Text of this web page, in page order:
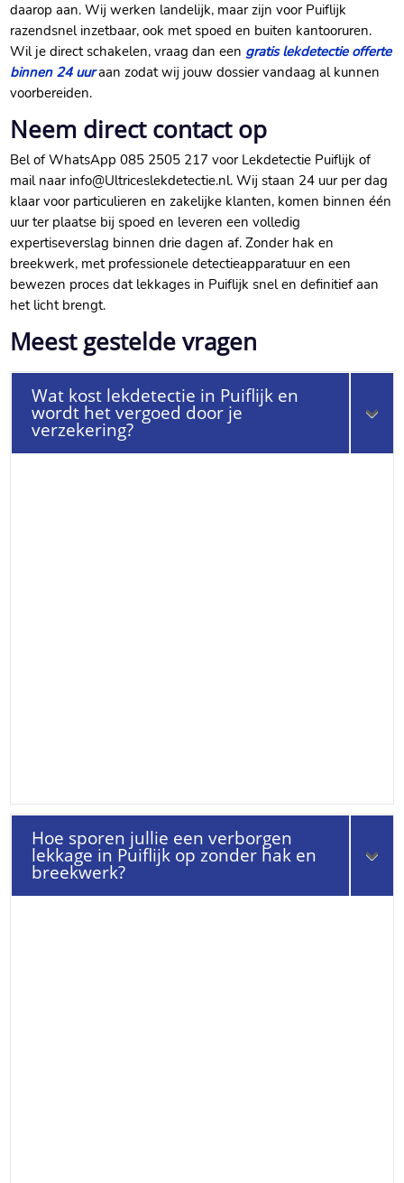
daarop aan. Wij werken landelijk, maar zijn voor Puiflijk
razendsnel inzetbaar, ook met spoed en buiten kantooruren.
Wil je direct schakelen, vraag dan een gratis lekdetectie offerte
binnen 24 uuraan zodat wij jouw dossier vandaag al kunnen
voorbereiden.
Neem direct contact op
Bel of WhatsApp 085 2505 217 voor Lekdetectie Puiflijk of
mail naar info@Ultriceslekdetectie.nl. Wij staan 24 uur per dag
klaar voor particulieren en zakelijke klanten, komen binnen één
uur ter plaatse bij spoed en leveren een volledig
expertiseverslag binnen drie dagen af. Zonder hak en
breekwerk, met professionele detectieapparatuur en een
bewezen proces dat lekkages in Puiflijk snel en definitief aan
het licht brengt.
Meest gestelde vragen
Wat kost lekdetectie in Puiflijk en
wordt het vergoed door je
verzekering?
Hoe sporen jullie een verborgen
lekkage in Puiflijk op zonder hak en
breekwerk?